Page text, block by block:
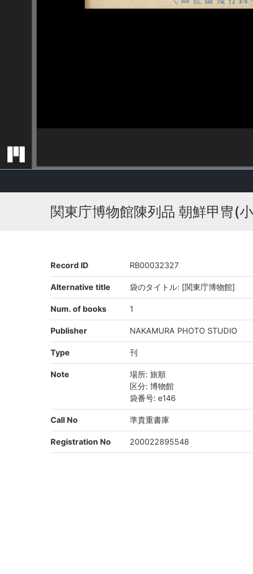
関東庁博物館陳列品 朝鮮甲冑(
Record ID RB00032327
Alternative title 袋のタイトル: [関東庁博物館]
Num. of books 1
Publisher NAKAMURA PHOTO STUDIO
Type 刊
Note
場所: 旅順
区分: 博物館
袋番号: e146
Call No 準貴重書庫
Registration No 200022895548